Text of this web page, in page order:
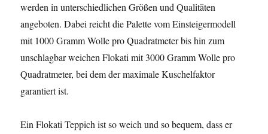
werden in unterschiedlichen Größen und Qualitäten
angeboten. Dabei reicht die Palette vom Einsteigermodell
mit 1000 Gramm Wolle pro Quadratmeter bis hin zum
unschlagbar weichen Flokati mit 3000 Gramm Wolle pro
Quadratmeter, bei dem der maximale Kuschelfaktor
garantiert ist.
Ein Flokati Teppich ist so weich und so bequem, dass er